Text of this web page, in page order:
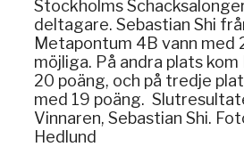
Stockholms
deltagare. Sebastian Shi
Metapontum 4B vann med
möjliga. På andra plats kom
20 poäng, och på tredje
med 19 poäng.
Vinnaren, Sebastian Shi.
Hedlund